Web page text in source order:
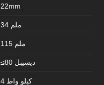
22mm
34 ملم
115 ملم
≤80 ديسيبل
4 كيلو واط